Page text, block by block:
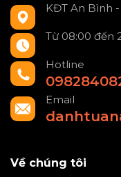
KĐT An Bình
Từ 08:00 đến
Hotline
Email
Về chúng tôi